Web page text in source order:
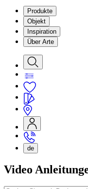
Produkte
Objekt
Inspiration
Über Arte
de
Video